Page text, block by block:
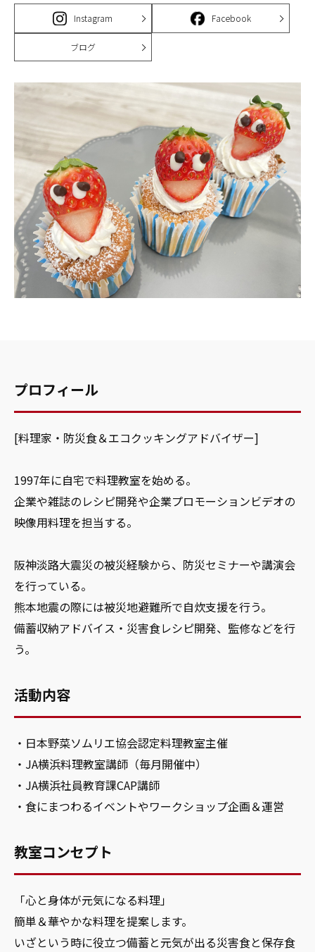
Instagram Facebook
ブログ
プロフィール
[料理家・防災食＆エコクッキングアドバイザー]
1997年に自宅で料理教室を始める。
企業や雑誌のレシピ開発や企業プロモーションビデオの
映像用料理を担当する。
阪神淡路大震災の被災経験から、防災セミナーや講演会
を行っている。
熊本地震の際には被災地避難所で自炊支援を行う。
備蓄収納アドバイス・災害食レシピ開発、監修などを行
う。
活動内容
・日本野菜ソムリエ協会認定料理教室主催
・JA横浜料理教室講師（毎月開催中）
・JA横浜社員教育課CAP講師
・食にまつわるイベントやワークショップ企画＆運営
教室コンセプト
「心と身体が元気になる料理」
簡単＆華やかな料理を提案します。
いざという時に役立つ備蓄と元気が出る災害食と保存食